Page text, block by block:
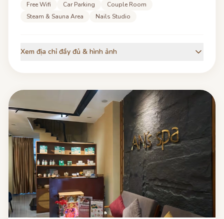
Free Wifi Car Parking
Couple Room
Steam & Sauna Area
Nails Studio
Xem địa chỉ đầy đủ & hình ảnh